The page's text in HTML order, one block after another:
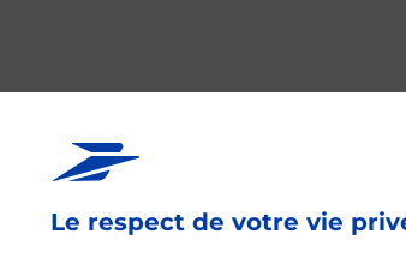
Le respect de votre vie
La téléassistance